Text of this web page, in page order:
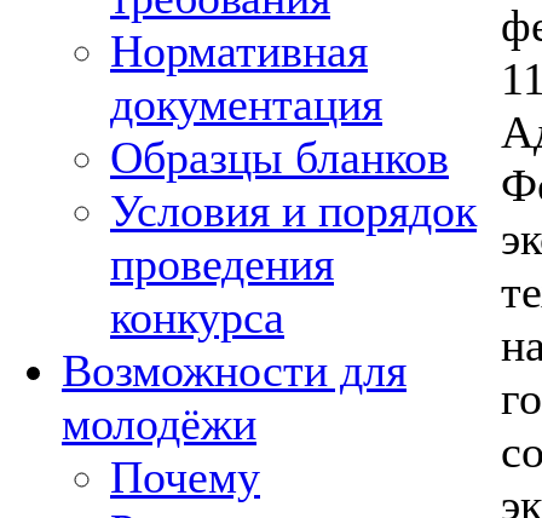
Нормативная
документация
Образцы бланков
Условия и порядок
проведения
конкурса
Возможности для
молодёжи
Почему